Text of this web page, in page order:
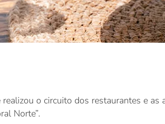
o circuito dos restaurantes e
Norte”.